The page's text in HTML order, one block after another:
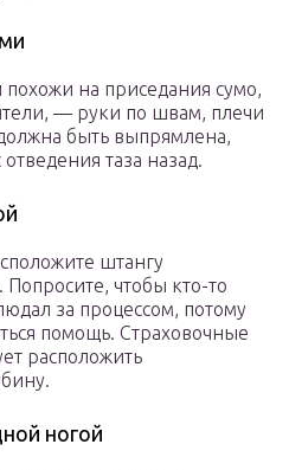
похожи на приседания сумо,
— руки по швам, плечи
быть выпрямлена,
таза назад.
штангу
чтобы кто-то
за процессом, потому
помощь. Страховочные
расположить
ногой